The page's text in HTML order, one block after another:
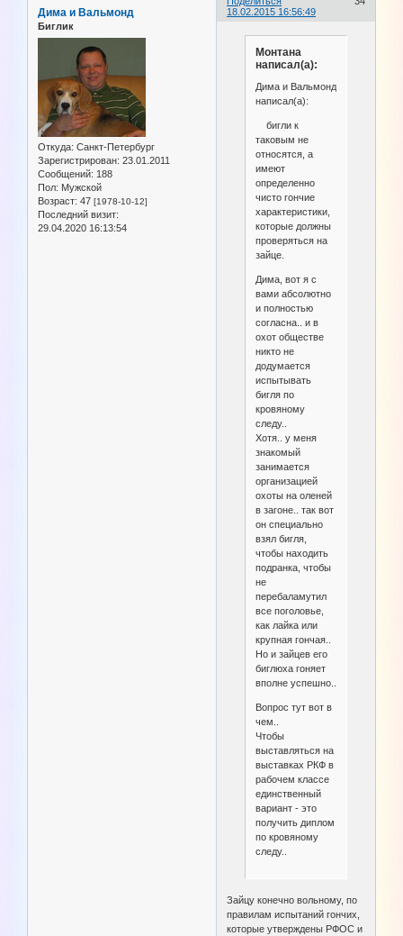
18.02.2015 16:56:49
Дима и Вальмонд
Биглик
Откуда: Санкт-Петербург
Зарегистрирован: 23.01.2011
Сообщений: 188
Пол: Мужской
Возраст: 47 [1978-10-12]
Последний визит:
29.04.2020 16:13:54
Монтана
написал(а):
Дима и Вальмонд
написал(а):
бигли к
таковым не
относятся, а
имеют
определенно
чисто гончие
характеристики,
которые должны
проверяться на
зайце.
Дима, вот я с
вами абсолютно
и полностью
согласна.. и в
охот обществе
никто не
додумается
испытывать
бигля по
кровяному
следу..
Хотя.. у меня
знакомый
занимается
организацией
охоты на оленей
в загоне.. так вот
он специально
взял бигля,
чтобы находить
подранка, чтобы
не
перебаламутил
все поголовье,
как лайка или
крупная гончая..
Но и зайцев его
биглюха гоняет
вполне успешно..
Вопрос тут вот в
чем..
Чтобы
выставляться на
выставках РКФ в
рабочем классе
единственный
вариант - это
получить диплом
по кровяному
следу..
Зайцу конечно вольному, по
правилам испытаний гончих,
которые утверждены РФОС и